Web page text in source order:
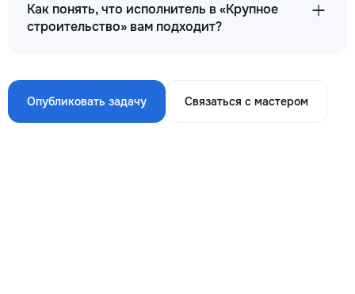
Как понять, что исполнитель в «Крупное
строительство» вам подходит?
Опубликовать задачу Связаться с мастером